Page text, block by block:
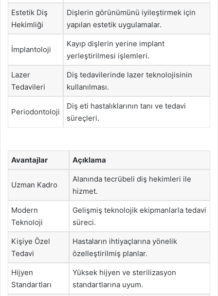
Estetik Diş
Hekimliği
Dişlerin görünümünü iyileştirmek için
yapılan estetik uygulamalar.
İmplantoloji
Kayıp dişlerin yerine implant
yerleştirilmesi işlemleri.
Lazer
Tedavileri
Diş tedavilerinde lazer teknolojisinin
kullanılması.
Periodontoloji
Diş eti hastalıklarının tanı ve tedavi
süreçleri.
Avantajlar Açıklama
Uzman Kadro
Alanında tecrübeli diş hekimleri ile
hizmet.
Modern
Teknoloji
Gelişmiş teknolojik ekipmanlarla tedavi
süreci.
Kişiye Özel
Tedavi
Hastaların ihtiyaçlarına yönelik
özelleştirilmiş planlar.
Hijyen
Standartları
Yüksek hijyen ve sterilizasyon
standartlarına uyum.